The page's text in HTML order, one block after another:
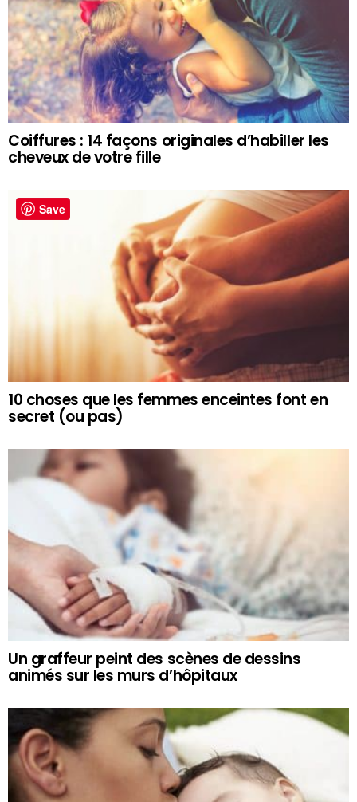
Coiffures : 14 façons originales d’habiller les
cheveux de votre fille
10 choses que les femmes enceintes font en
secret (ou pas)
Un graffeur peint des scènes de dessins
animés sur les murs d’hôpitaux
Save